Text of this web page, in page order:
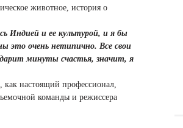
животное, история о
Индией и ее культурой, и я бы
это очень нетипично. Все свои
минуты счастья, значит, я
как настоящий профессионал,
команды и режиссера